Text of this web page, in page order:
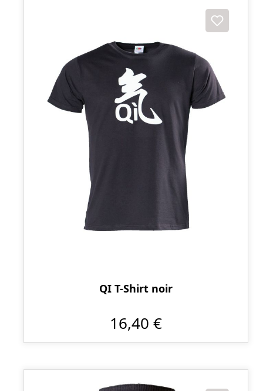
QI T-Shirt noir
16,40 €